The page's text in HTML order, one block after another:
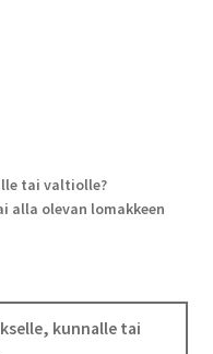
tai valtiolle?
alla olevan lomakkeen
kunnalle tai